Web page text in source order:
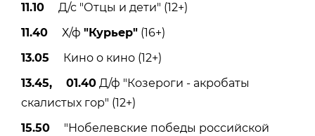
11.10 Д/с "Отцы и дети" (12+)
11.40 Х/ф "Курьер" (16+)
13.05 Кино о кино (12+)
13.45, 01.40 Д/ф "Козероги - акробаты
скалистых гор" (12+)
15.50 "Нобелевские победы российской